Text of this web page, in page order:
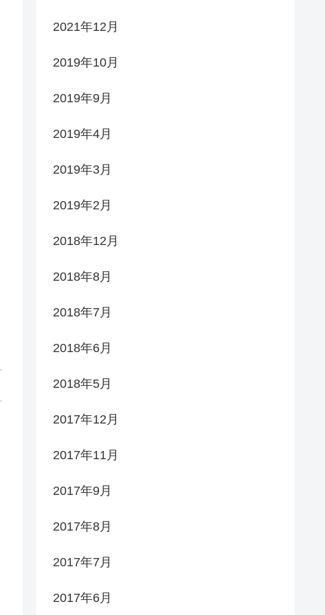
2021年12月
2019年10月
2019年9月
2019年4月
2019年3月
2019年2月
2018年12月
2018年8月
2018年7月
2018年6月
2018年5月
2017年12月
2017年11月
2017年9月
2017年8月
2017年7月
2017年6月